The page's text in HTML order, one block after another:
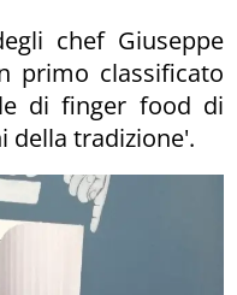
chef Giuseppe
primo classificato
di finger food di
della tradizione'.